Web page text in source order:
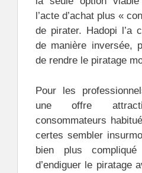
l’acte d’achat plus «
de pirater. Hadopi l’a
de manière inversée,
de rendre le piratage
Pour les
une offre
consommateurs
certes sembler
bien plus compliqué
d’endiguer le piratage